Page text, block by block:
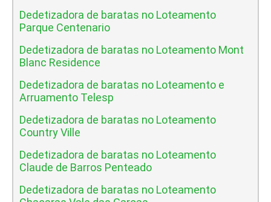
Dedetizadora de baratas no Loteamento
Parque Centenario
Dedetizadora de baratas no Loteamento Mont
Blanc Residence
Dedetizadora de baratas no Loteamento e
Arruamento Telesp
Dedetizadora de baratas no Loteamento
Country Ville
Dedetizadora de baratas no Loteamento
Claude de Barros Penteado
Dedetizadora de baratas no Loteamento